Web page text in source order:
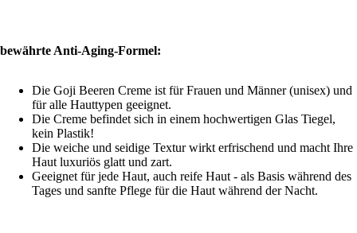
bewährte Anti-Aging-Formel:
Die Goji Beeren Creme ist für Frauen und Männer (unisex) und
für alle Hauttypen geeignet.
Die Creme befindet sich in einem hochwertigen Glas Tiegel,
kein Plastik!
Die weiche und seidige Textur wirkt erfrischend und macht Ihre
Haut luxuriös glatt und zart.
Geeignet für jede Haut, auch reife Haut - als Basis während des
Tages und sanfte Pflege für die Haut während der Nacht.